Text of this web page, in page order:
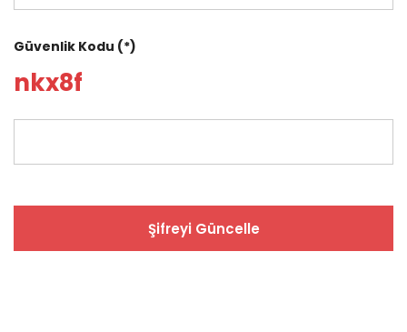
Güvenlik Kodu (*)
nkx8f